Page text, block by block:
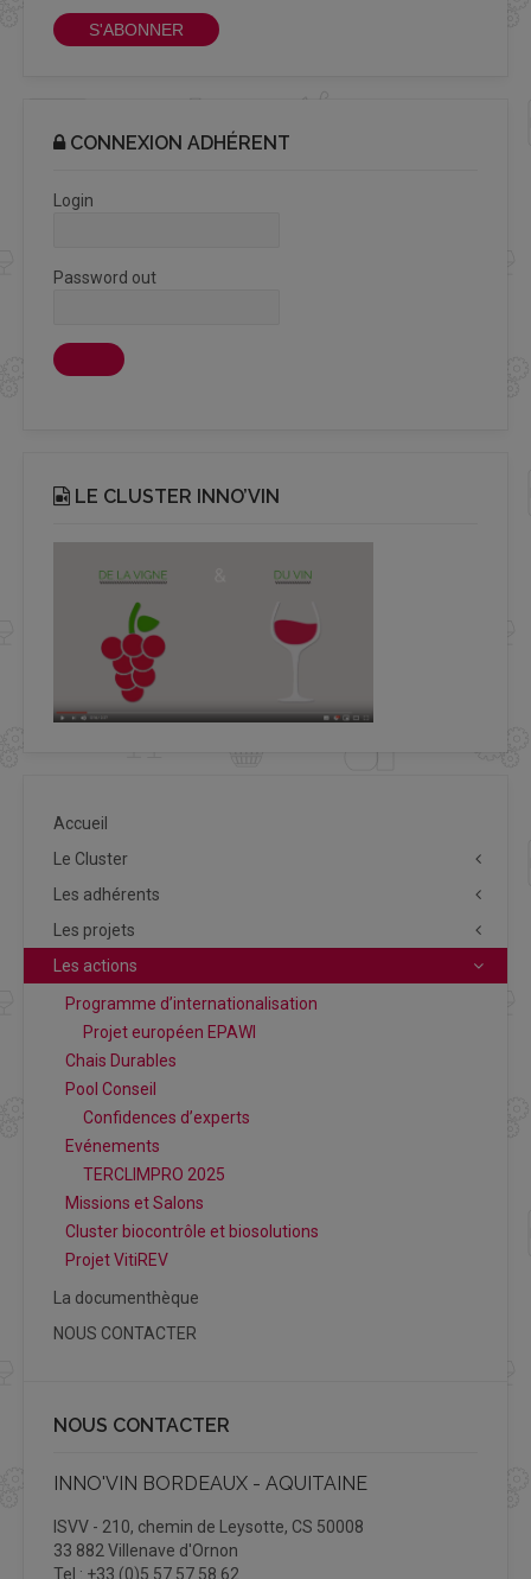
S'ABONNER
CONNEXION ADHÉRENT
Login
Password out
LE CLUSTER INNO’VIN
Accueil
Le Cluster
Les adhérents
Les projets
Les actions
Programme d’internationalisation
Projet européen EPAWI
Chais Durables
Pool Conseil
Confidences d’experts
Evénements
TERCLIMPRO 2025
Missions et Salons
Cluster biocontrôle et biosolutions
Projet VitiREV
La documenthèque
NOUS CONTACTER
NOUS CONTACTER
INNO'VIN BORDEAUX - AQUITAINE
ISVV - 210, chemin de Leysotte, CS 50008
33 882 Villenave d'Ornon
Tel : +33 (0)5 57 57 58 62